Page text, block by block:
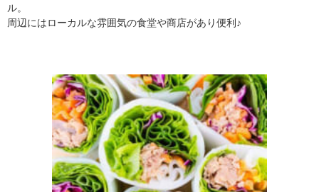
ル。
周辺にはローカルな雰囲気の食堂や商店があり便利♪